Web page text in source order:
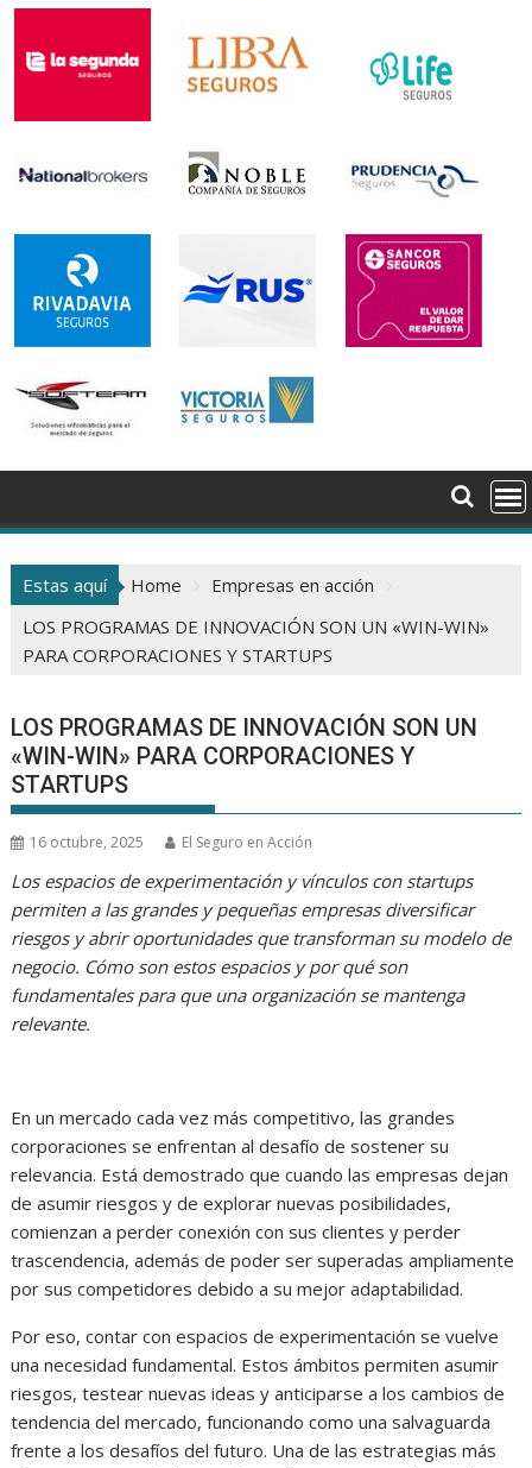
Estas aquí Home
Empresas en acción
LOS PROGRAMAS DE INNOVACIÓN SON UN «WIN-WIN»
PARA CORPORACIONES Y STARTUPS
LOS PROGRAMAS DE INNOVACIÓN SON UN
«WIN-WIN» PARA CORPORACIONES Y
STARTUPS
16 octubre, 2025 El Seguro en Acción
Los espacios de experimentación y vínculos con startups
permiten a las grandes y pequeñas empresas diversificar
riesgos y abrir oportunidades que transforman su modelo de
negocio. Cómo son estos espacios y por qué son
fundamentales para que una organización se mantenga
relevante.
En un mercado cada vez más competitivo, las grandes
corporaciones se enfrentan al desafío de sostener su
relevancia. Está demostrado que cuando las empresas dejan
de asumir riesgos y de explorar nuevas posibilidades,
comienzan a perder conexión con sus clientes y perder
trascendencia, además de poder ser superadas ampliamente
por sus competidores debido a su mejor adaptabilidad.
Por eso, contar con espacios de experimentación se vuelve
una necesidad fundamental. Estos ámbitos permiten asumir
riesgos, testear nuevas ideas y anticiparse a los cambios de
tendencia del mercado, funcionando como una salvaguarda
frente a los desafíos del futuro. Una de las estrategias más